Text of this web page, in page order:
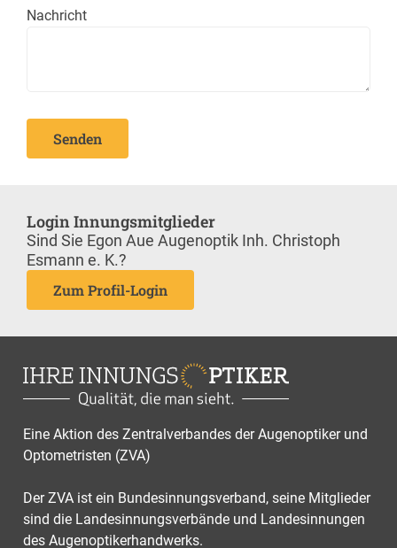
Nachricht
Senden
Login Innungsmitglieder
Sind Sie Egon Aue Augenoptik Inh. Christoph
Esmann e. K.?
Zum Profil-Login
Eine Aktion des Zentralverbandes der Augenoptiker und
Optometristen (ZVA)
Der ZVA ist ein Bundesinnungsverband, seine Mitglieder
sind die Landesinnungsverbände und Landesinnungen
des Augenoptikerhandwerks.